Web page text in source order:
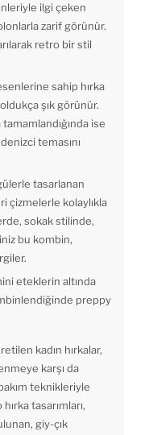
ilgi çeken
zarif görünür.
retro bir stil
sahip hırka
oldukça şık görünür.
ise
temasını
tasarlanan
çizmelerle kolaylıkla
sokak stilinde,
bu kombin,
eteklerin altında
preppy
kadın hırkalar,
karşı da
teknikleriyle
tasarımları,
giy-çık